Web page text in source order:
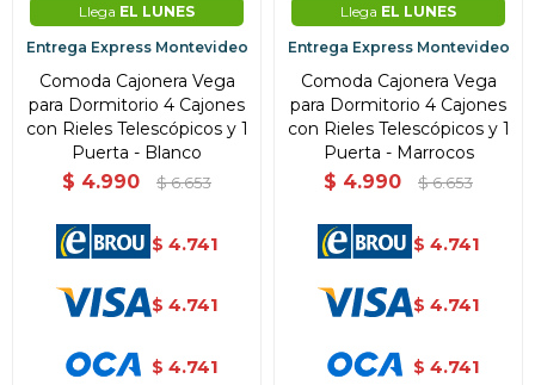
Llega EL LUNES
Entrega Express Montevideo
Comoda Cajonera Vega
para Dormitorio 4 Cajones
con Rieles Telescópicos y 1
Puerta - Blanco
$ 4.990 $ 6.653
$ 4.741
$ 4.741
$ 4.741
Llega EL LUNES
Entrega Express Montevideo
Comoda Cajonera Vega
para Dormitorio 4 Cajones
con Rieles Telescópicos y 1
Puerta - Marrocos
$ 4.990 $ 6.653
$ 4.741
$ 4.741
$ 4.741